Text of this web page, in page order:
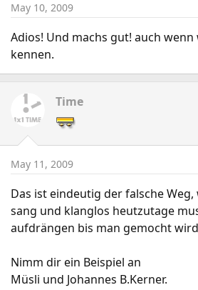
May 10, 2009
Adios! Und machs gut! auch
kennen.
Time
May 11, 2009
Das ist eindeutig der falsche
sang und klanglos heutzutage
aufdrängen bis man gemocht
Nimm dir ein Beispiel an
Müsli und Johannes B.Kerner.